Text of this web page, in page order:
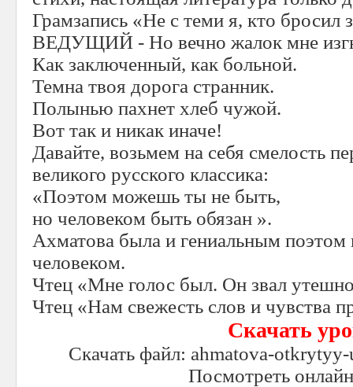
Грамзапись «Не с теми я, кто бросил
ВЕДУЩИЙ - Но вечно жалок мне
Как заключенный, как больной.
Темна твоя дорога странник.
Полынью пахнет хлеб чужой.
Вот так и никак иначе!
Давайте, возьмем на себя смелость
великого русского классика:
«Поэтом можешь ты не быть,
но человеком быть обязан ».
Ахматова была и гениальным
человеком.
Чтец «Мне голос был. Он звал
Чтец «Нам свежесть слов и чувства
Скачать
Скачать файл: ahmatova-
Посмотреть